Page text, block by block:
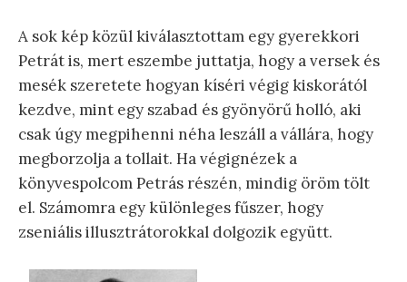
A sok kép közül kiválasztottam egy gyerekkori
Petrát is, mert eszembe juttatja, hogy a versek és
mesék szeretete hogyan kíséri végig kiskorától
kezdve, mint egy szabad és gyönyörű holló, aki
csak úgy megpihenni néha leszáll a vállára, hogy
megborzolja a tollait. Ha végignézek a
könyvespolcom Petrás részén, mindig öröm tölt
el. Számomra egy különleges fűszer, hogy
zseniális illusztrátorokkal dolgozik együtt.